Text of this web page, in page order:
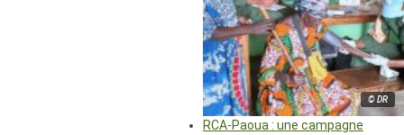
© DR
RCA-Paoua : une campagne